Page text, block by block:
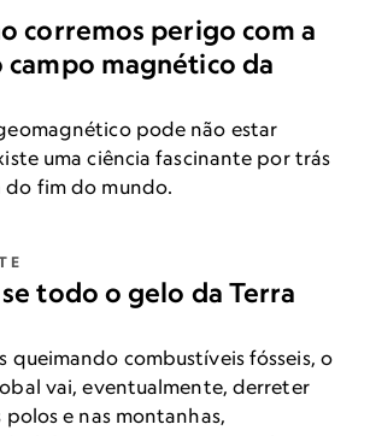
corremos perigo com a
campo magnético da
pode não estar
uma ciência fascinante por trás
fim do mundo.
todo o gelo da Terra
queimando combustíveis fósseis, o
vai, eventualmente, derreter
e nas montanhas,